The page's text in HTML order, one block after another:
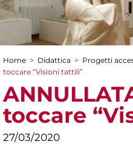
Tu sei qui
Home > Didattica > Progetti
toccare “Visioni tattili”
toccare
27/03/2020